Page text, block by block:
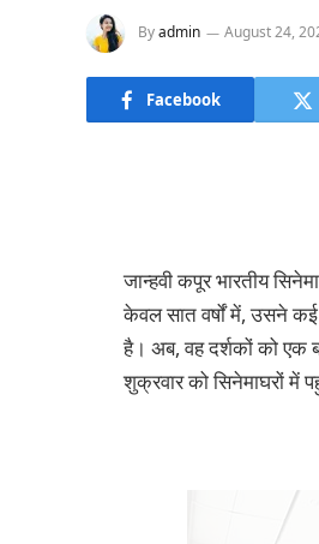
Byadmin August 24,
Facebook
जान्हवी कपूर भारतीय
केवल सात वर्षों में, उसने कई
है। अब, वह दर्शकों को एक
शुक्रवार को सिनेमाघरों में